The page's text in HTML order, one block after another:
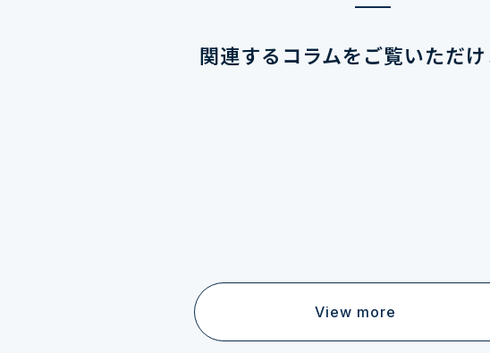
関連するコラムをご覧いただけ
View more